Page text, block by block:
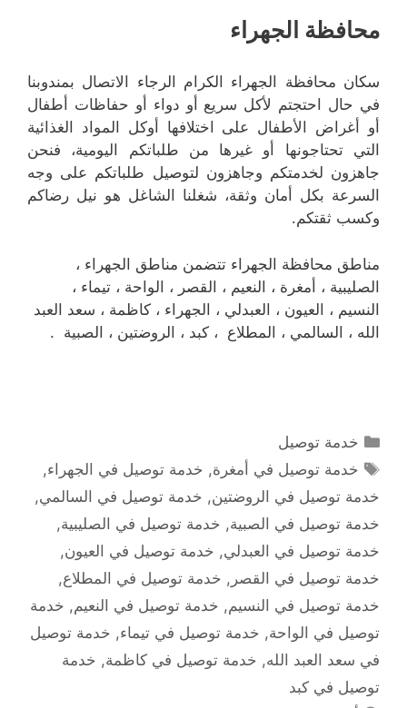
محافظة الجهراء
سكان محافظة الجهراء الكرام الرجاء الاتصال بمندوبنا
في حال احتجتم لأكل سريع أو دواء أو حفاظات أطفال
أو أغراض الأطفال على اختلافها أوكل المواد الغذائية
التي تحتاجونها أو غيرها من طلباتكم اليومية، فنحن
جاهزون لخدمتكم وجاهزون لتوصيل طلباتكم على وجه
السرعة بكل أمان وثقة، شغلنا الشاغل هو نيل رضاكم
وكسب ثقتكم.
مناطق محافظة الجهراء تتضمن مناطق الجهراء ،
الصليبية ، أمغرة ، النعيم ، القصر ، الواحة ، تيماء ،
النسيم ، العيون ، العبدلي ، الجهراء ، كاظمة ، سعد العبد
الله ، السالمي ، المطلاع ، كبد ، الروضتين ، الصبية .
التصنيفات
خدمة توصيل
الوسوم
خدمة توصيل في أمغرة, خدمة توصيل في الجهراء,
خدمة توصيل في الروضتين, خدمة توصيل في السالمي,
خدمة توصيل في الصبية, خدمة توصيل في الصليبية,
خدمة توصيل في العبدلي, خدمة توصيل في العيون,
خدمة توصيل في القصر , خدمة توصيل في المطلاع,
خدمة توصيل في النسيم, خدمة توصيل في النعيم, خدمة
توصيل في الواحة, خدمة توصيل في تيماء, خدمة توصيل
في سعد العبد الله, خدمة توصيل في كاظمة, خدمة
توصيل في كبد